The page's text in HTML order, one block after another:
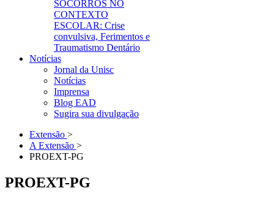
SOCORROS NO
CONTEXTO
ESCOLAR: Crise
convulsiva, Ferimentos e
Traumatismo Dentário
Notícias
Jornal da Unisc
Notícias
Imprensa
Blog EAD
Sugira sua divulgação
Extensão >
A Extensão >
PROEXT-PG
PROEXT-PG